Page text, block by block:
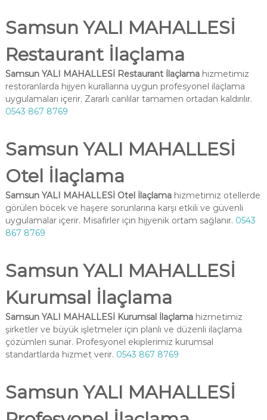
Samsun YALI MAHALLESİ
Restaurant İlaçlama
Samsun YALI MAHALLESİ Restaurant İlaçlamahizmetimiz
restoranlarda hijyen kurallarına uygun profesyonel ilaçlama
uygulamaları içerir. Zararlı canlılar tamamen ortadan kaldırılır.
0543 867 8769
Samsun YALI MAHALLESİ
Otel İlaçlama
Samsun YALI MAHALLESİ Otel İlaçlamahizmetimiz otellerde
görülen böcek ve haşere sorunlarına karşı etkili ve güvenli
uygulamalar içerir. Misafirler için hijyenik ortam sağlanır. 0543
867 8769
Samsun YALI MAHALLESİ
Kurumsal İlaçlama
Samsun YALI MAHALLESİ Kurumsal İlaçlamahizmetimiz
şirketler ve büyük işletmeler için planlı ve düzenli ilaçlama
çözümleri sunar. Profesyonel ekiplerimiz kurumsal
standartlarda hizmet verir. 0543 867 8769
Samsun YALI MAHALLESİ